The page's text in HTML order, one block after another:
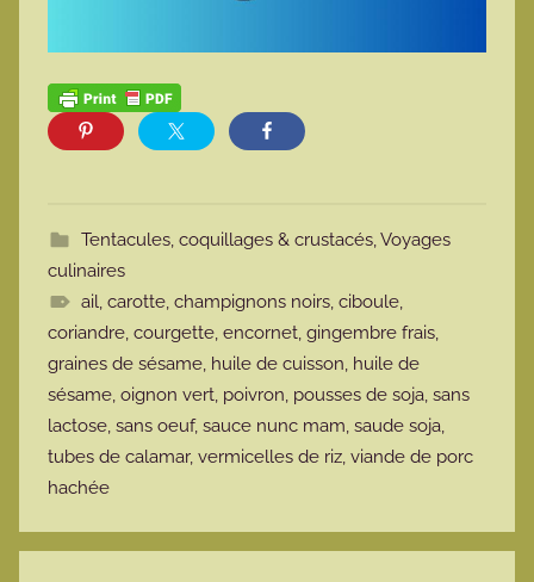
Tentacules, coquillages & crustacés,Voyages
culinaires
ail, carotte, champignons noirs, ciboule,
coriandre, courgette, encornet, gingembre frais,
graines de sésame, huile de cuisson, huile de
sésame, oignon vert, poivron, pousses de soja, sans
lactose, sans oeuf, sauce nunc mam, saude soja,
tubes de calamar, vermicelles de riz, viande de porc
hachée